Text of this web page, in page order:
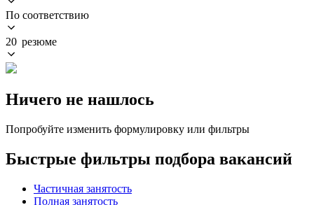
По соответствию
20 резюме
Ничего не нашлось
Попробуйте изменить формулировку или фильтры
Быстрые фильтры подбора вакансий
Частичная занятость
Полная занятость